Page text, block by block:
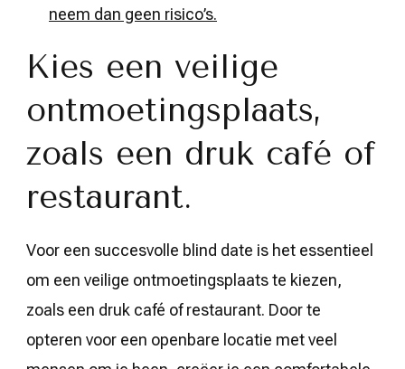
neem dan geen risico’s.
Kies een veilige
ontmoetingsplaats,
zoals een druk café of
restaurant.
Voor een succesvolle blind date is het essentieel
om een veilige ontmoetingsplaats te kiezen,
zoals een druk café of restaurant. Door te
opteren voor een openbare locatie met veel